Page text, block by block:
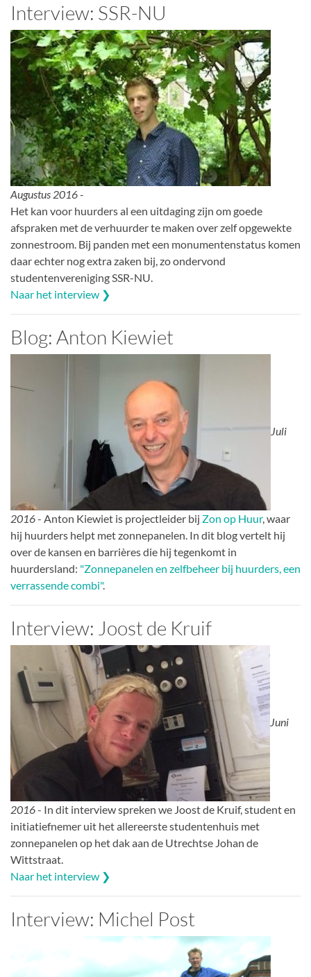
Interview: SSR-NU
Augustus 2016-
Het kan voor huurders al een uitdaging zijn om goede
afspraken met de verhuurder te maken over zelf opgewekte
zonnestroom. Bij panden met een monumentenstatus komen
daar echter nog extra zaken bij, zo ondervond
studentenvereniging SSR-NU.
Naar het interview ❯
Blog: Anton Kiewiet
Juli
2016- Anton Kiewiet is projectleider bij Zon op Huur, waar
hij huurders helpt met zonnepanelen. In dit blog vertelt hij
over de kansen en barrières die hij tegenkomt in
huurdersland: "Zonnepanelen en zelfbeheer bij huurders, een
verrassende combi".
Interview: Joost de Kruif
Juni
2016- In dit interview spreken we Joost de Kruif, student en
initiatiefnemer uit het allereerste studentenhuis met
zonnepanelen op het dak aan de Utrechtse Johan de
Wittstraat.
Naar het interview ❯
Interview: Michel Post